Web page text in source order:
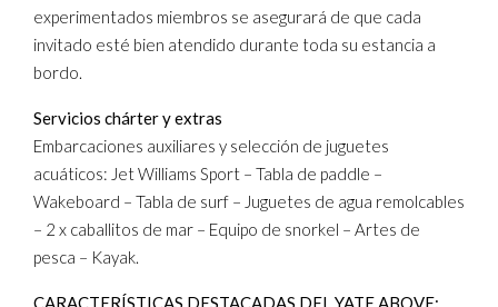
experimentados miembros se asegurará de que cada
invitado esté bien atendido durante toda su estancia a
bordo.
Servicios chárter y extras
Embarcaciones auxiliares y selección de juguetes
acuáticos: Jet Williams Sport – Tabla de paddle –
Wakeboard – Tabla de surf – Juguetes de agua remolcables
– 2 x caballitos de mar – Equipo de snorkel – Artes de
pesca – Kayak.
CARACTERÍSTICAS DESTACADAS DEL YATE ABOVE: